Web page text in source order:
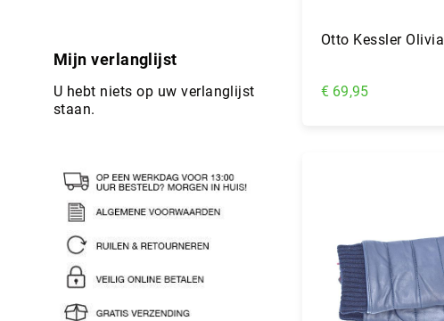
Otto Kessler Olivia
€ 69,95
Mijn verlanglijst
U hebt niets op uw verlanglijst
staan.